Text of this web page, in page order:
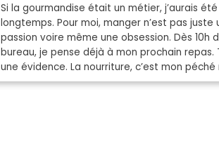
Si la gourmandise était un métier, j’aurais
longtemps. Pour moi, manger n’est pas juste
passion voire même une obsession. Dès 10h
bureau, je pense déjà à mon prochain repas.
une évidence. La nourriture, c’est mon